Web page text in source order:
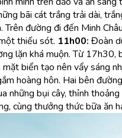
bãi cát trắng trải dài,
đường đi đến Minh
thiếu sót. 11h00: Đoàn
lặn khá muộn. Từ 17h30,
biển tạo nên vẩy sáng
hoàng hôn. Hai bên
những bụi cây, thỉnh
cùng thưởng thức bữa ăn